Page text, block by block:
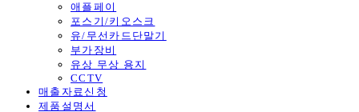
애플페이
포스기/키오스크
유/무선카드단말기
부가장비
유상 무상 용지
CCTV
매출자료신청
제품설명서